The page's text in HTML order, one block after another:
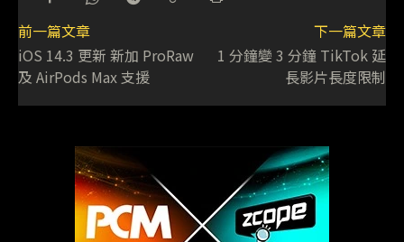
前一篇文章
iOS 14.3 更新 新加 ProRaw
及 AirPods Max 支援
下一篇文章
1 分鐘變 3 分鐘 TikTok 延
長影片長度限制